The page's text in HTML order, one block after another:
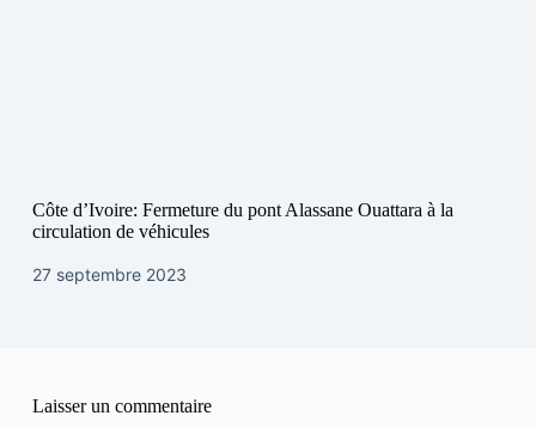
Côte d’Ivoire: Fermeture du pont Alassane Ouattara à la
circulation de véhicules
27 septembre 2023
Laisser un commentaire